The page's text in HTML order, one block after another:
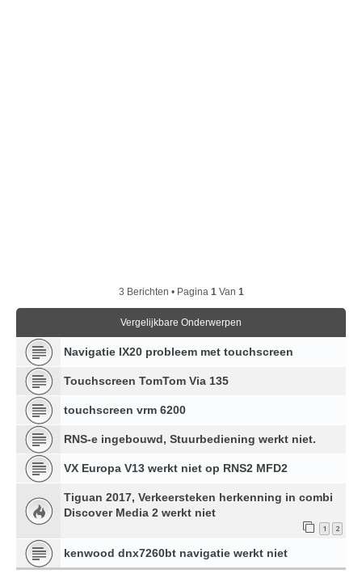
3 Berichten • Pagina 1Van 1
Vergelijkbare Onderwerpen
Navigatie IX20 probleem met touchscreen
Touchscreen TomTom Via 135
touchscreen vrm 6200
RNS-e ingebouwd, Stuurbediening werkt niet.
VX Europa V13 werkt niet op RNS2 MFD2
Tiguan 2017, Verkeersteken herkenning in combi
Discover Media 2 werkt niet
1 2
kenwood dnx7260bt navigatie werkt niet